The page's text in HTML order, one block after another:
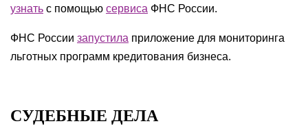
узнать с помощью сервиса ФНС России.
ФНС России запустила приложение для мониторинга
льготных программ кредитования бизнеса.
СУДЕБНЫЕ ДЕЛА